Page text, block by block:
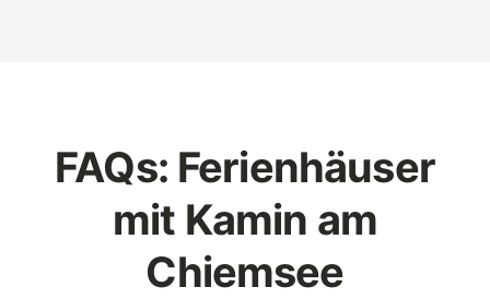
FAQs: Ferienhäuser
mit Kamin am
Chiemsee